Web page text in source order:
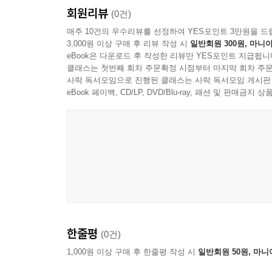
회원리뷰 (0건)
매주 10건의 우수리뷰를 선정하여 YES포인트 3만원을 드
3,000원 이상 구매 후 리뷰 작성 시 일반회원 300원, 마니
eBook은 다운로드 후 작성한 리뷰만 YES포인트 지급됩니
클래스는 첫번째 회차 주문확정 시점부터 마지막 회차 주
사락 독서모임으로 진행된 클래스는 사락 독서모임 게시
eBook 페이백, CD/LP, DVD/Blu-ray, 패션 및 판매금지 상
한줄평 (0건)
1,000원 이상 구매 후 한줄평 작성 시 일반회원 50원, 마니